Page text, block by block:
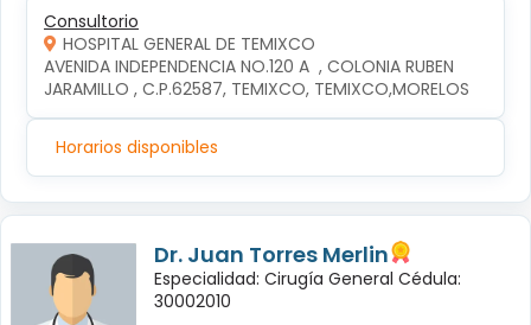
Consultorio
HOSPITAL GENERAL DE TEMIXCO
AVENIDA INDEPENDENCIA NO.120 A  , COLONIA RUBEN
JARAMILLO , C.P.62587, TEMIXCO, TEMIXCO,MORELOS
Horarios disponibles
Dr. Juan Torres Merlin
Especialidad: Cirugía General Cédula:
30002010